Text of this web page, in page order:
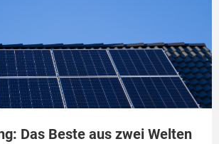
Das Beste aus zwei Welten